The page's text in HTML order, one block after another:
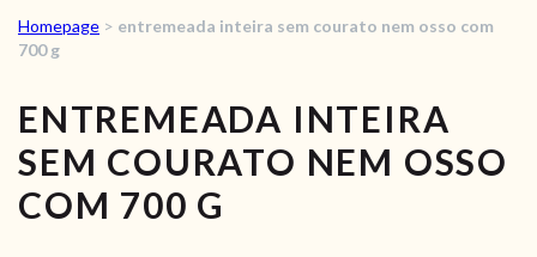
RECEITAS
RECEITAS VEGGIE
Homepage > entremeada inteira sem courato nem osso com
700 g
ENTREMEADA INTEIRA
SEM COURATO NEM OSSO
COM 700 G